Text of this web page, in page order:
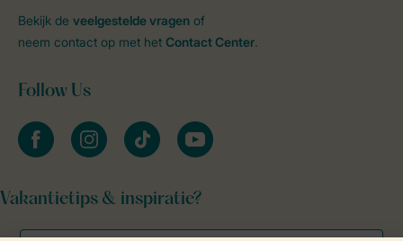
Bekijk de veelgestelde vragen of
neem contact op met het Contact Center.
Follow Us
facebookinstagramtiktok youtube
Vakantietips & inspiratie?